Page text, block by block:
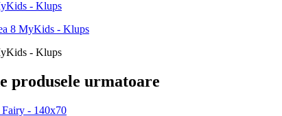
produsele urmatoare